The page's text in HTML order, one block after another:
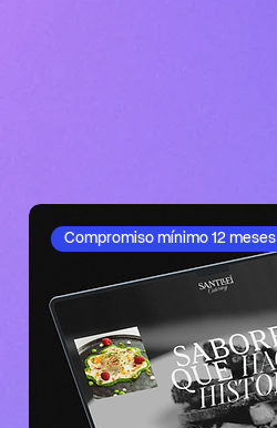
Compromiso mínimo 12 meses